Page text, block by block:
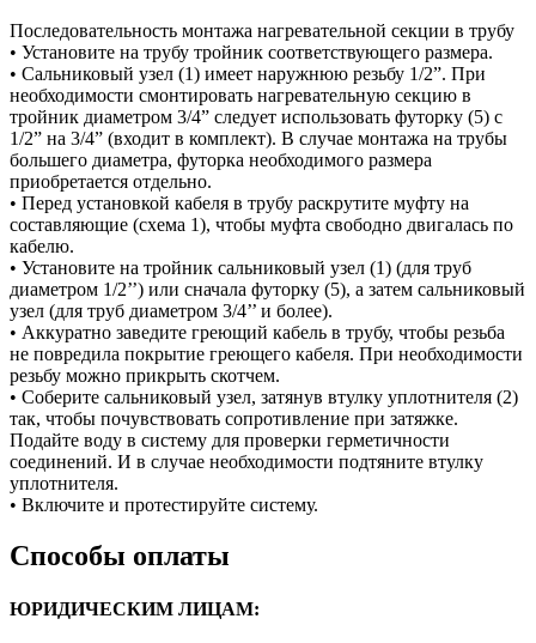
Последовательность монтажа нагревательной секции в трубу
• Установите на трубу тройник соответствующего размера.
• Сальниковый узел (1) имеет наружнюю резьбу 1/2”. При
необходимости смонтировать нагревательную секцию в
тройник диаметром 3/4” следует использовать футорку (5) с
1/2” на 3/4” (входит в комплект). В случае монтажа на трубы
большего диаметра, футорка необходимого размера
приобретается отдельно.
• Перед установкой кабеля в трубу раскрутите муфту на
составляющие (схема 1), чтобы муфта свободно двигалась по
кабелю.
• Установите на тройник сальниковый узел (1) (для труб
диаметром 1/2’’) или сначала футорку (5), а затем сальниковый
узел (для труб диаметром 3/4’’ и более).
• Аккуратно заведите греющий кабель в трубу, чтобы резьба
не повредила покрытие греющего кабеля. При необходимости
резьбу можно прикрыть скотчем.
• Соберите сальниковый узел, затянув втулку уплотнителя (2)
так, чтобы почувствовать сопротивление при затяжке.
Подайте воду в систему для проверки герметичности
соединений. И в случае необходимости подтяните втулку
уплотнителя.
• Включите и протестируйте систему.
Способы оплаты
ЮРИДИЧЕСКИМ ЛИЦАМ: